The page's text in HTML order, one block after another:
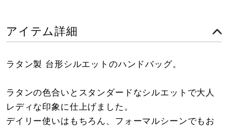
アイテム詳細
ラタン製 台形シルエットのハンドバッグ。
ラタンの色合いとスタンダードなシルエットで大人
レディな印象に仕上げました。
デイリー使いはもちろん、フォーマルシーンでもお